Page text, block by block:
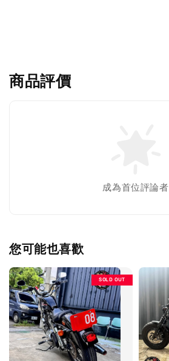
商品評價
成為首位評論者
您可能也喜歡
SOLD OUT